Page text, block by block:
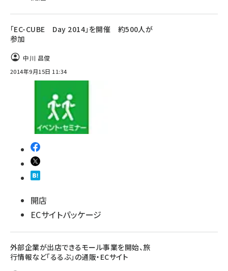
「EC-CUBE Day 2014」を開催 約500人が
参加
中川 昌俊
2014年9月15日 11:34
開店
ECサイトパッケージ
外部企業が出店できるモール事業を開始、旅
行情報など「るるぶ」の通販・ECサイト